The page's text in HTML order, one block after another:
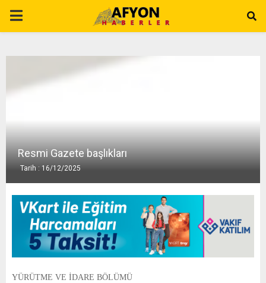
P
A
E
Resmi Gazete başlıkları
Tarih : 16/12/2025
YÜRÜTME VE İDARE BÖLÜMÜ